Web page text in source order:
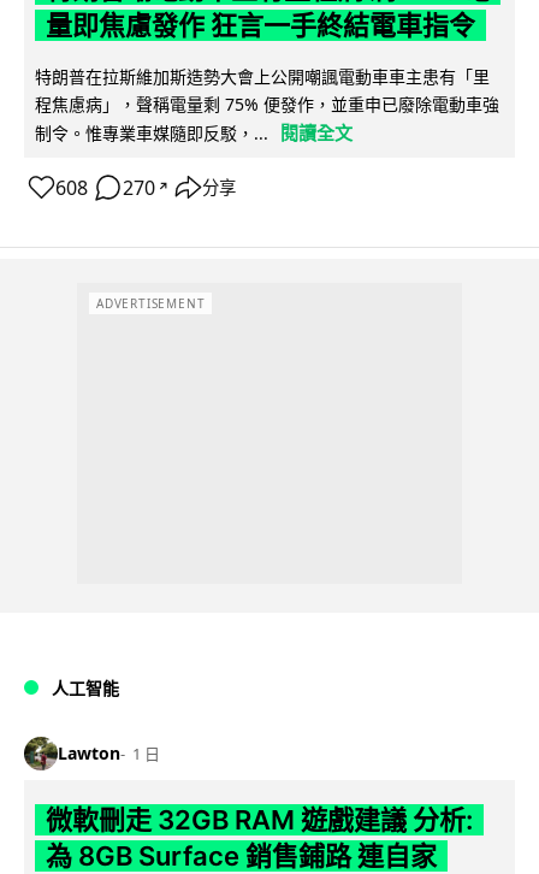
量即焦慮發作 狂言一手終結電車指令
特朗普在拉斯維加斯造勢大會上公開嘲諷電動車車主患有「里
程焦慮病」，聲稱電量剩 75% 便發作，並重申已廢除電動車強
制令。惟專業車媒隨即反駁，...
閱讀全文
608 270 ↗ 分享
ADVERTISEMENT
人工智能
Lawton 1 日
微軟刪走 32GB RAM 遊戲建議 分析:
為 8GB Surface 銷售鋪路 連自家